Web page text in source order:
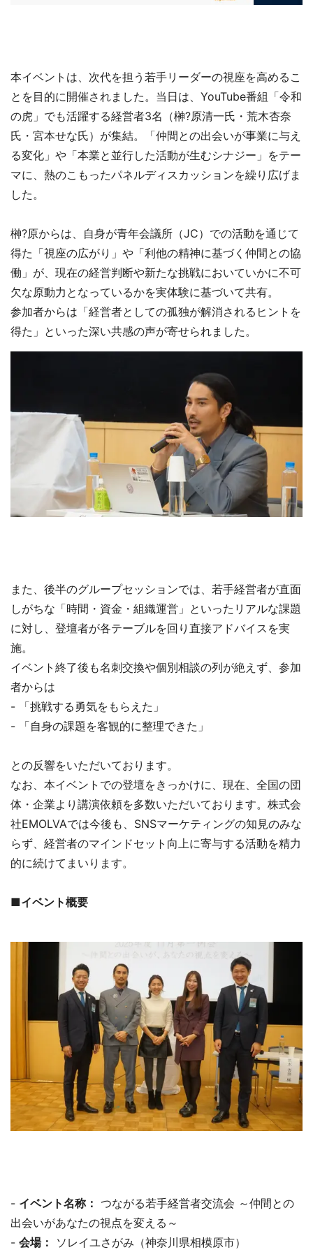
本イベントは、次代を担う若手リーダーの視座を高めるこ
とを目的に開催されました。当日は、YouTube番組「令和
の虎」でも活躍する経営者3名（榊?原清一氏・荒木杏奈
氏・宮本せな氏）が集結。「仲間との出会いが事業に与え
る変化」や「本業と並行した活動が生むシナジー」をテー
マに、熱のこもったパネルディスカッションを繰り広げま
した。
榊?原からは、自身が青年会議所（JC）での活動を通じて
得た「視座の広がり」や「利他の精神に基づく仲間との協
働」が、現在の経営判断や新たな挑戦においていかに不可
欠な原動力となっているかを実体験に基づいて共有。
参加者からは「経営者としての孤独が解消されるヒントを
得た」といった深い共感の声が寄せられました。
また、後半のグループセッションでは、若手経営者が直面
しがちな「時間・資金・組織運営」といったリアルな課題
に対し、登壇者が各テーブルを回り直接アドバイスを実
施。
イベント終了後も名刺交換や個別相談の列が絶えず、参加
者からは
- 「挑戦する勇気をもらえた」
- 「自身の課題を客観的に整理できた」
との反響をいただいております。
なお、本イベントでの登壇をきっかけに、現在、全国の団
体・企業より講演依頼を多数いただいております。株式会
社EMOLVAでは今後も、SNSマーケティングの知見のみな
らず、経営者のマインドセット向上に寄与する活動を精力
的に続けてまいります。
■イベント概要
- イベント名称： つながる若手経営者交流会 ～仲間との
出会いがあなたの視点を変える～
- 会場： ソレイユさがみ（神奈川県相模原市）